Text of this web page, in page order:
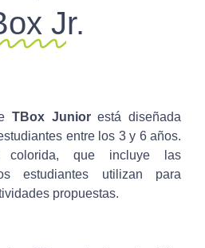
Jr.
TBox Juniorestá diseñada
entre los 3 y 6 años.
colorida, que incluye las
estudiantes utilizan para
propuestas.